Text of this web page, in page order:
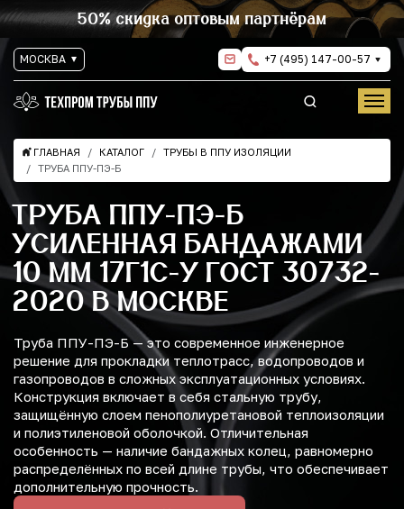
50% скидка оптовым партнёрам
МОСКВА +7 (495) 147-00-57
ГЛАВНАЯ КАТАЛОГ
ТРУБЫ В ППУ ИЗОЛЯЦИИ
ТРУБА ППУ-ПЭ-Б
ТРУБА ППУ-ПЭ-Б
УСИЛЕННАЯ БАНДАЖАМИ
10 ММ 17Г1С-У ГОСТ 30732-
2020 В МОСКВЕ
Труба ППУ-ПЭ-Б — это современное инженерное
решение для прокладки теплотрасс, водопроводов и
газопроводов в сложных эксплуатационных условиях.
Конструкция включает в себя стальную трубу,
защищённую слоем пенополиуретановой теплоизоляции
и полиэтиленовой оболочкой. Отличительная
особенность — наличие бандажных колец, равномерно
распределённых по всей длине трубы, что обеспечивает
дополнительную прочность.